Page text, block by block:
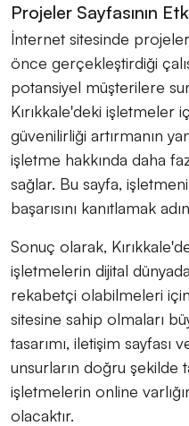
Projeler Sayfasının
İnternet sitesinde
önce gerçekleştirdiği
potansiyel müşterilere
Kırıkkale'deki işletmeler
güvenilirliği artırmanın
işletme hakkında daha
sağlar. Bu sayfa,
başarısını kanıtlamak
Sonuç olarak,
işletmelerin dijital
rekabetçi olabilmeleri
sitesine sahip olmaları
tasarımı, iletişim sayfası
unsurların doğru şekilde
işletmelerin online
olacaktır.